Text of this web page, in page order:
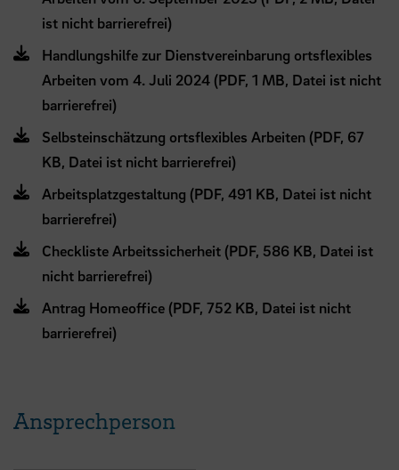
ist nicht barrierefrei)
Handlungshilfe zur Dienstvereinbarung ortsflexibles
Arbeiten vom 4. Juli 2024 (PDF, 1 MB, Datei ist nicht
barrierefrei)
Selbsteinschätzung ortsflexibles Arbeiten (PDF, 67
KB, Datei ist nicht barrierefrei)
Arbeitsplatzgestaltung (PDF, 491 KB, Datei ist nicht
barrierefrei)
Checkliste Arbeitssicherheit (PDF, 586 KB, Datei ist
nicht barrierefrei)
Antrag Homeoffice (PDF, 752 KB, Datei ist nicht
barrierefrei)
Ansprechperson